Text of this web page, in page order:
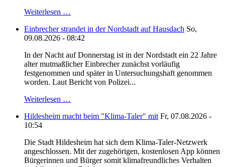
Weiterlesen …
Einbrecher strandet in der Nordstadt auf Hausdach So,
09.08.2026 - 08:42
In der Nacht auf Donnerstag ist in der Nordstadt ein 22 Jahre
alter mutmaßlicher Einbrecher zunächst vorläufig
festgenommen und später in Untersuchungshaft genommen
worden. Laut Bericht von Polizei...
Weiterlesen …
Hildesheim macht beim "Klima-Taler" mit Fr, 07.08.2026 -
10:54
Die Stadt Hildesheim hat sich dem Klima-Taler-Netzwerk
angeschlossen. Mit der zugehörigen, kostenlosen App können
Bürgerinnen und Bürger somit klimafreundliches Verhalten